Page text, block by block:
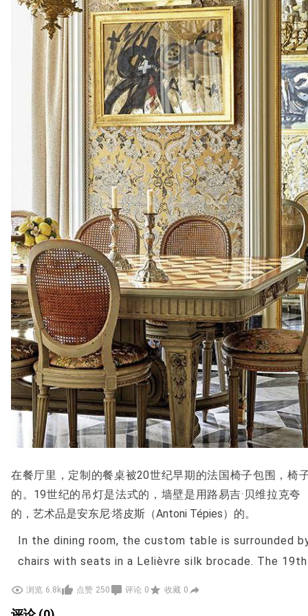
在餐厅里，定制的餐桌被20世纪早期的法国椅子包围，椅
的。19世纪的吊灯是法式的，墙壁是用路易吉·贝维拉克夸
的，艺术品是安东尼·塔皮斯（Antoni Tépies）的。
In the dining room, the custom table is surrounded
chairs with seats in a Lelièvre silk brocade. The
French, the walls are in a Luigi Bevilacqua silk
浏览 6.8k 点赞 250 评论 0 收藏 0